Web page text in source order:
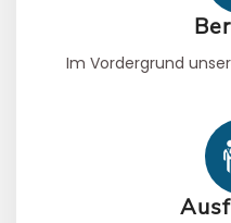
Im Vordergrund